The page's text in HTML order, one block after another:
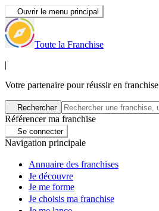
Ouvrir le menu principal
Toute la Franchise
|
Votre partenaire pour réussir en franchise
Rechercher
Référencer ma franchise
Se connecter
Navigation principale
Annuaire des franchises
Je découvre
Je me forme
Je choisis ma franchise